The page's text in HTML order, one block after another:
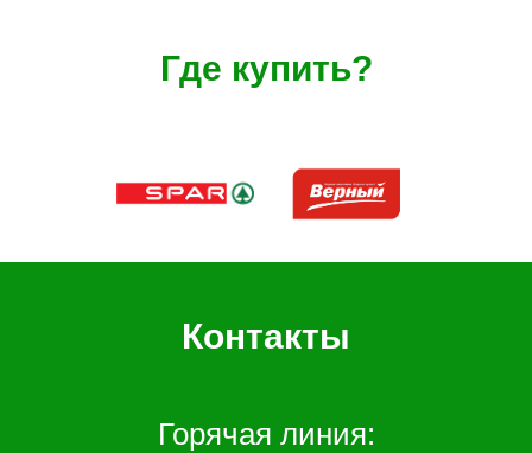
Где купить?
Контакты
Горячая линия: